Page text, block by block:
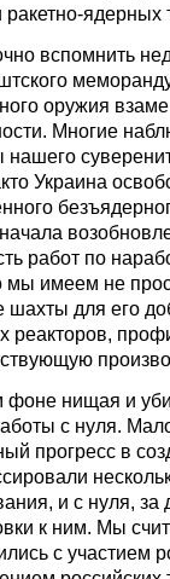
ракетно-ядерных
вспомнить
оружия
Многие
нашего
Украина
работ по
мы имеем не
шахты для его
реакторов,
фоне нищая и
с нуля.
прогресс в
и с нуля,
к ним. Мы
с участием